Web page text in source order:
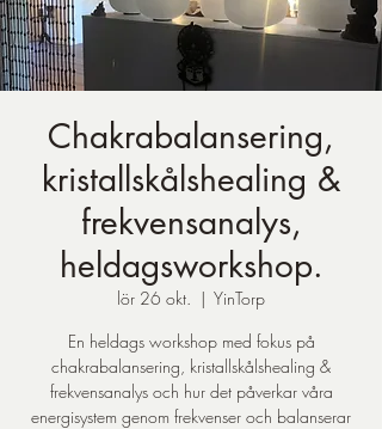
Chakrabalansering,
kristallskålshealing &
frekvensanalys,
heldagsworkshop.
lör 26 okt.
  |
YinTorp
En heldags workshop med fokus på
chakrabalansering, kristallskålshealing &
frekvensanalys och hur det påverkar våra
energisystem genom frekvenser och balanserar